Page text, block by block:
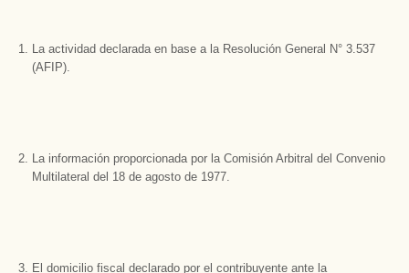
La actividad declarada en base a la Resolución General N° 3.537
(AFIP).
La información proporcionada por la Comisión Arbitral del Convenio
Multilateral del 18 de agosto de 1977.
El domicilio fiscal declarado por el contribuyente ante la